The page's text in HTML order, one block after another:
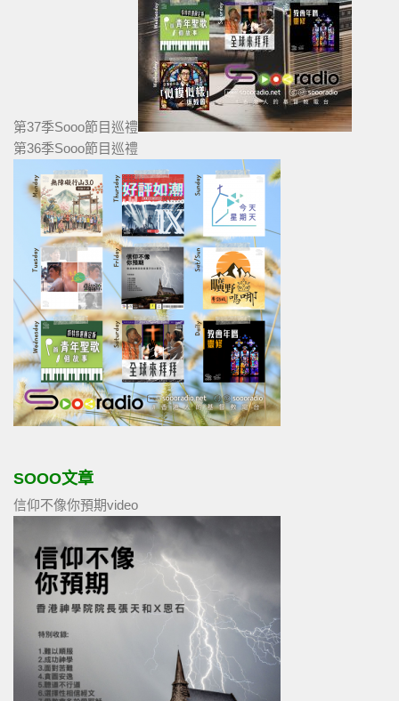
第37季Sooo節目巡禮
第36季Sooo節目巡禮
SOOO文章
信仰不像你預期video